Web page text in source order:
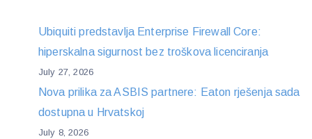
Ubiquiti predstavlja Enterprise Firewall Core:
hiperskalna sigurnost bez troškova licenciranja
July 27, 2026
Nova prilika za ASBIS partnere: Eaton rješenja sada
dostupna u Hrvatskoj
July 8, 2026